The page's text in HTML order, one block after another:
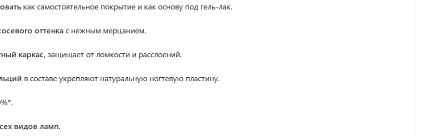
как самостоятельное покрытие и как основу под гель-лак.
оттенкас нежным мерцанием.
каркас, защищает от ломкости и расслоений.
в составе укрепляют натуральную ногтевую пластину.
*.
видов ламп.